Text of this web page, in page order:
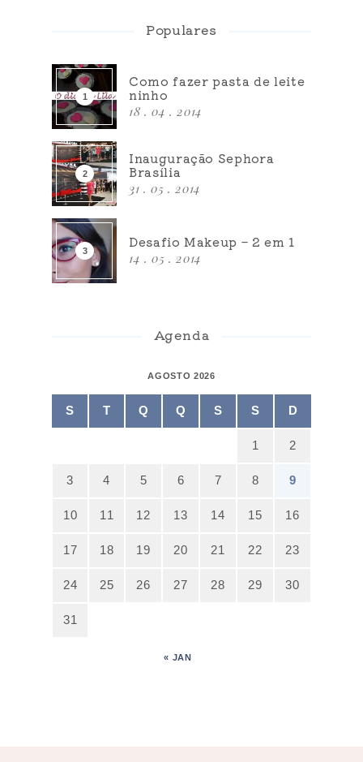
Populares
Como fazer pasta de leite
ninho
18 . 04 . 2014
Inauguração Sephora
Brasília
31 . 05 . 2014
Desafio Makeup – 2 em 1
14 . 05 . 2014
Agenda
AGOSTO 2026
S T Q Q S S D
1 2
3 4 5 6 7 8 9
10 11 12 13 14 15 16
17 18 19 20 21 22 23
24 25 26 27 28 29 30
31
« JAN